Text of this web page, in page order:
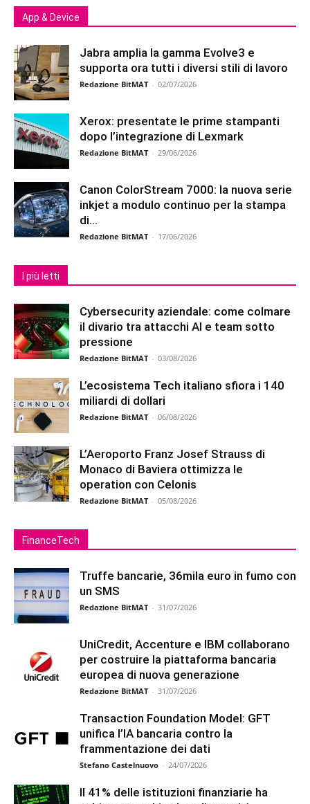
App & Device
Jabra amplia la gamma Evolve3 e
supporta ora tutti i diversi stili di lavoro
Redazione BitMAT - 02/07/2026
Xerox: presentate le prime stampanti
dopo l’integrazione di Lexmark
Redazione BitMAT - 29/06/2026
Canon ColorStream 7000: la nuova serie
inkjet a modulo continuo per la stampa
di...
Redazione BitMAT - 17/06/2026
I più letti
Cybersecurity aziendale: come colmare
il divario tra attacchi AI e team sotto
pressione
Redazione BitMAT - 03/08/2026
L’ecosistema Tech italiano sfiora i 140
miliardi di dollari
Redazione BitMAT - 06/08/2026
L’Aeroporto Franz Josef Strauss di
Monaco di Baviera ottimizza le
operation con Celonis
Redazione BitMAT - 05/08/2026
FinanceTech
Truffe bancarie, 36mila euro in fumo con
un SMS
Redazione BitMAT - 31/07/2026
UniCredit, Accenture e IBM collaborano
per costruire la piattaforma bancaria
europea di nuova generazione
Redazione BitMAT - 31/07/2026
Transaction Foundation Model: GFT
unifica l’IA bancaria contro la
frammentazione dei dati
Stefano Castelnuovo - 24/07/2026
Il 41% delle istituzioni finanziarie ha